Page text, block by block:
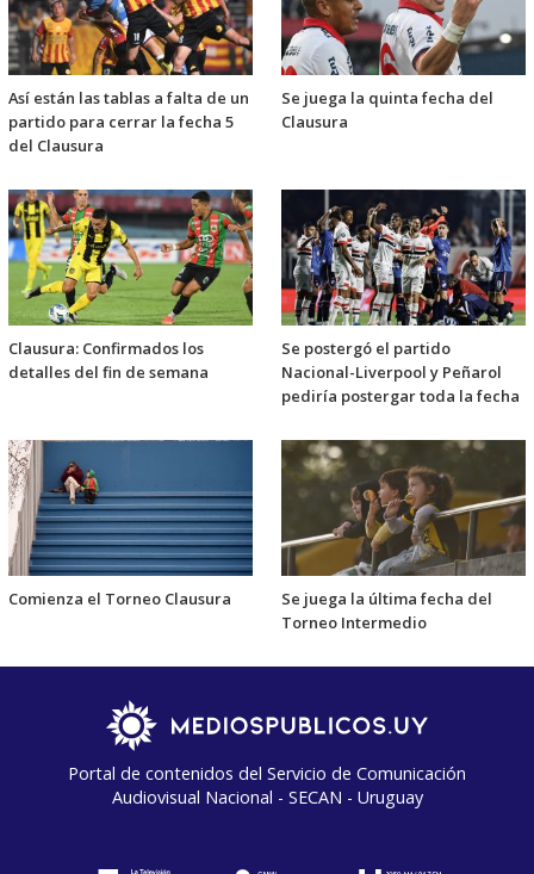
Así están las tablas a falta de un
partido para cerrar la fecha 5
del Clausura
Se juega la quinta fecha del
Clausura
Clausura: Confirmados los
detalles del fin de semana
Se postergó el partido
Nacional-Liverpool y Peñarol
pediría postergar toda la fecha
Comienza el Torneo Clausura
Se juega la última fecha del
Torneo Intermedio
Portal de contenidos del Servicio de Comunicación
Audiovisual Nacional - SECAN - Uruguay